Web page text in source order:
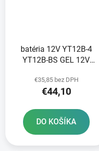
batéria 12V YT12B-4
YT12B-BS GEL 12V
GEL technológia
150x69x130 A-TECH
€35,85 bez DPH
€44,10
DO KOŠÍKA